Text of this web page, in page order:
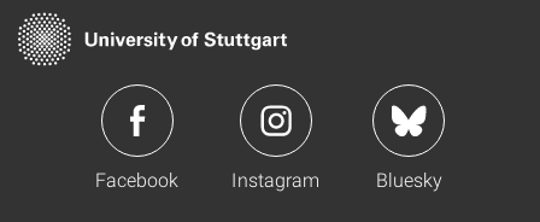
Facebook Instagram Bluesky